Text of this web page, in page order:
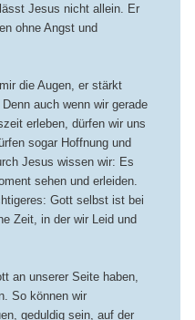
Jesus nicht allein. Er
ohne Angst und
die Augen, er stärkt
auch wenn wir gerade
erleben, dürfen wir uns
sogar Hoffnung und
Jesus wissen wir: Es
sehen und erleiden.
Gott selbst ist bei
Zeit, in der wir Leid und
an unserer Seite haben,
So können wir
geduldig sein, auf der